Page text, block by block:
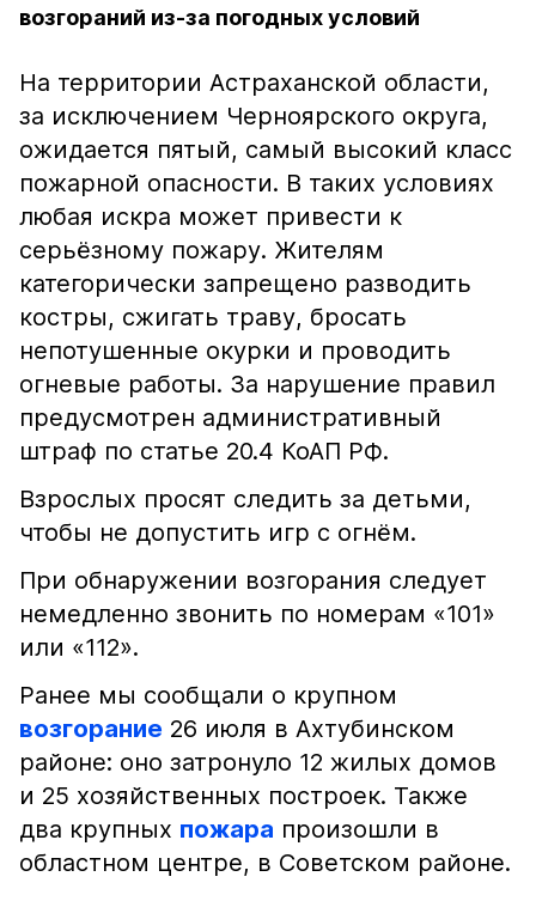
возгораний из-за погодных условий
На территории Астраханской области,
за исключением Черноярского округа,
ожидается пятый, самый высокий класс
пожарной опасности. В таких условиях
любая искра может привести к
серьёзному пожару. Жителям
категорически запрещено разводить
костры, сжигать траву, бросать
непотушенные окурки и проводить
огневые работы. За нарушение правил
предусмотрен административный
штраф по статье 20.4 КоАП РФ.
Взрослых просят следить за детьми,
чтобы не допустить игр с огнём.
При обнаружении возгорания следует
немедленно звонить по номерам «101»
или «112».
Ранее мы сообщали о крупном
возгорание 26 июля в Ахтубинском
районе: оно затронуло 12 жилых домов
и 25 хозяйственных построек. Также
два крупных пожара произошли в
областном центре, в Советском районе.